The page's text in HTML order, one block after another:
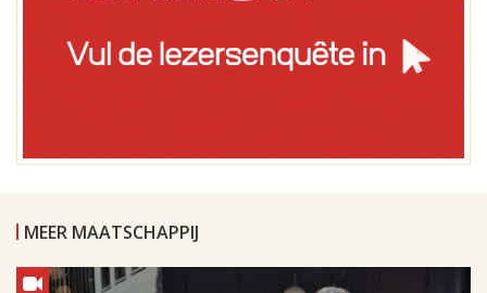
MEER MAATSCHAPPIJ